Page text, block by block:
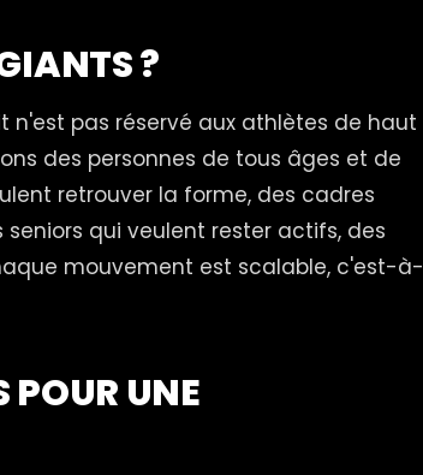
?
n'est pas réservé aux athlètes de haut
des personnes de tous âges et de
retrouver la forme, des cadres
qui veulent rester actifs, des
mouvement est scalable, c'est-à-
POUR UNE